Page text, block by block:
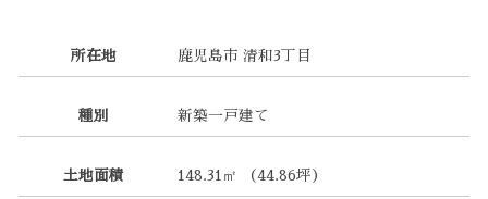
所在地 鹿児島市 清和3丁目
種別 新築一戸建て
土地面積 148.31㎡ （44.86坪）